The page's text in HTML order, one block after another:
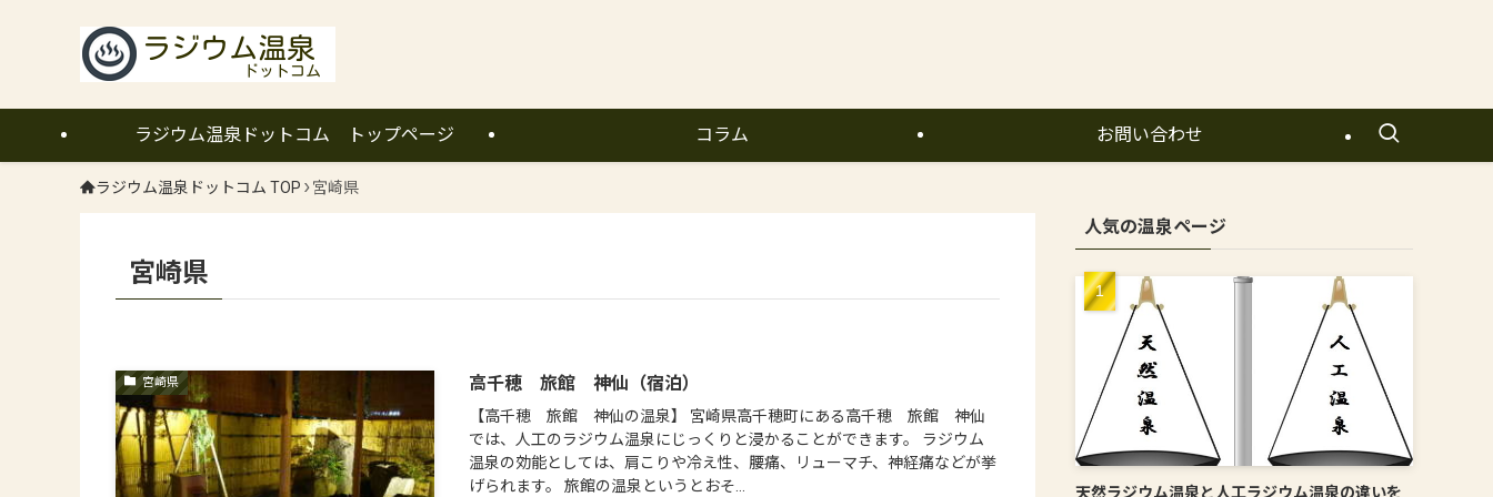
ラジウム温泉ドットコム トップページ コラム お問い合わせ
ラジウム温泉ドットコム TOP 宮崎県
宮崎県
宮崎県 高千穂 旅館 神仙（宿泊）
【高千穂 旅館 神仙の温泉】 宮崎県高千穂町にある高千穂 旅館 神仙
では、人工のラジウム温泉にじっくりと浸かることができます。 ラジウム
温泉の効能としては、肩こりや冷え性、腰痛、リューマチ、神経痛などが挙
げられます。 旅館の温泉というとおそ...
人気の温泉ページ
天然ラジウム温泉と人工ラジウム温泉の違いを